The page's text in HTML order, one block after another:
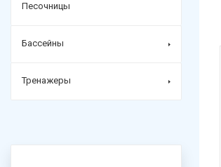
Песочницы
Бассейны
Тренажеры